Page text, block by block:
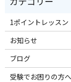
1ポイントレッスン
お知らせ
ブログ
受験でお困りの方へ